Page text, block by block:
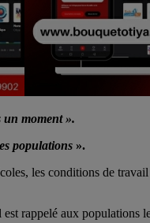
un moment ».
populations ».
les conditions de
rappelé aux populations